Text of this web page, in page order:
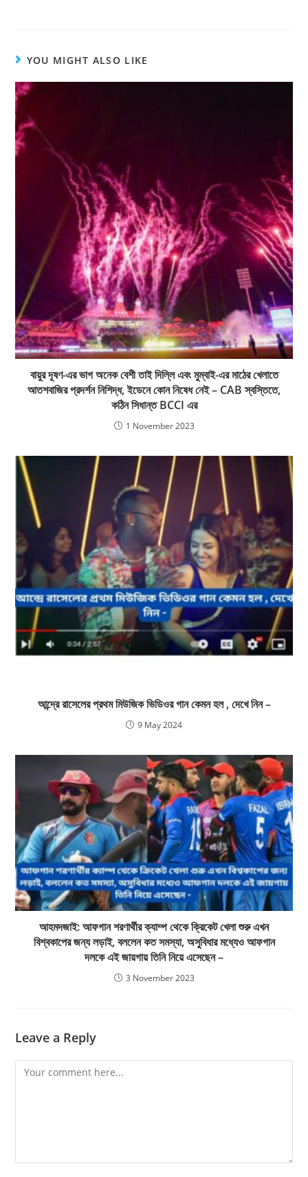
YOU MIGHT ALSO LIKE
বায়ুর দূষণ-এর ভাগ অনেক বেশী তাই দিল্লি এবং মুম্বাই-এর মাঠের খেলাতে
আতশবাজির প্রদর্শন নিশিদ্ধ, ইডেনে কোন নিষেধ নেই – CAB স্বস্তিতে,
কঠিন সিধান্ত BCCI এর
1 November 2023
আন্দ্রে রাসেলের প্রথম মিউজিক ভিডিওর গান কেমন হল , দেখে নিন –
9 May 2024
আহমদজাই: আফগান শরণার্থীর ক্যাম্প থেকে ক্রিকেট খেলা শুরু এখন
বিশ্বকাপের জন্য লড়াই, বললেন কত সমস্যা, অসুবিধার মধ্যেও আফগান
দলকে এই জায়গায় তিনি নিয়ে এসেছেন –
3 November 2023
Leave a Reply
Comment